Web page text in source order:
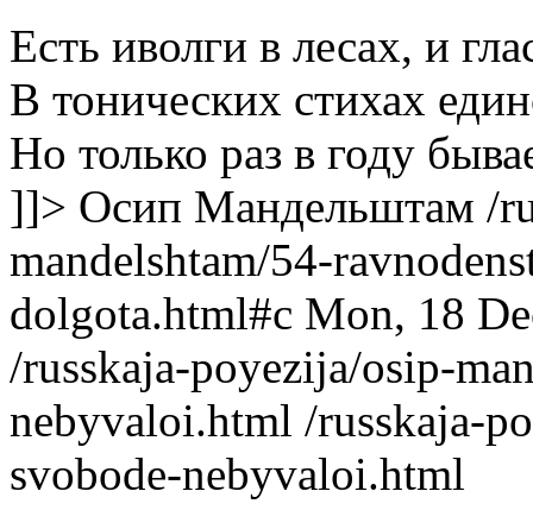
Есть иволги в лесах, и
В тонических стихах
Но только раз в году
]]> Осип Мандельштам /
mandelshtam/54-
dolgota.html#c Mon, 18
/russkaja-poyezija/osip-
nebyvaloi.html /russkaja-
svobode-nebyvaloi.html